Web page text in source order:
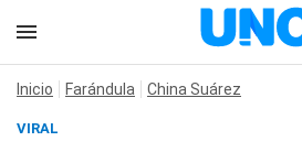
Inicio Farándula China Suárez
VIRAL